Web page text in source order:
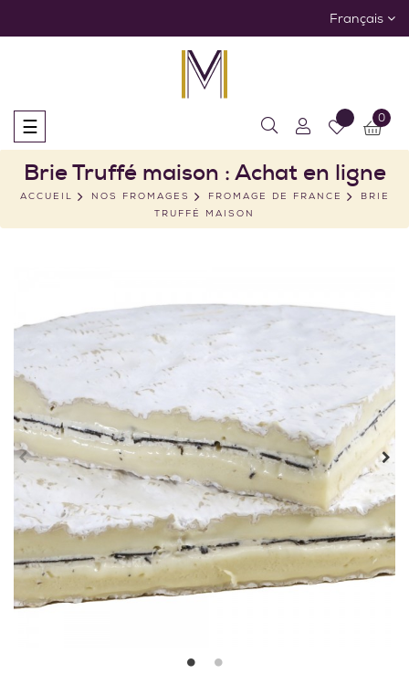
Français
Basculer
la
navigation
☰ 0
Brie Truffé maison : Achat en ligne
ACCUEIL NOS FROMAGES FROMAGE DE FRANCE
BRIE
TRUFFÉ MAISON